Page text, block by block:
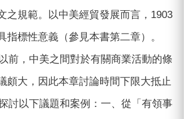
之規範。以中美經貿發展而言，1903
指標性意義（參見本書第二章）。
前，中美之間對於有關商業活動的條
頗大，因此本章討論時間下限大抵止
討以下議題和案例：一、從「有領事